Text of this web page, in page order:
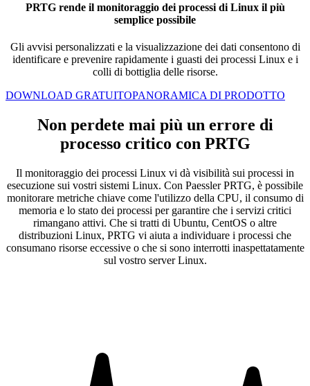
PRTG rende il monitoraggio dei processi di Linux il più
semplice possibile
Gli avvisi personalizzati e la visualizzazione dei dati consentono di
identificare e prevenire rapidamente i guasti dei processi Linux e i
colli di bottiglia delle risorse.
DOWNLOAD GRATUITOPANORAMICA DI PRODOTTO
Non perdete mai più un errore di
processo critico con PRTG
Il monitoraggio dei processi Linux vi dà visibilità sui processi in
esecuzione sui vostri sistemi Linux. Con Paessler PRTG, è possibile
monitorare metriche chiave come l'utilizzo della CPU, il consumo di
memoria e lo stato dei processi per garantire che i servizi critici
rimangano attivi. Che si tratti di Ubuntu, CentOS o altre
distribuzioni Linux, PRTG vi aiuta a individuare i processi che
consumano risorse eccessive o che si sono interrotti inaspettatamente
sul vostro server Linux.